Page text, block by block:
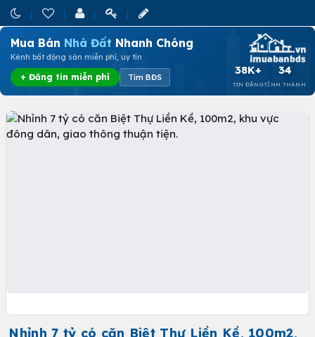
Mua Bán Nhà Đất Nhanh Chóng
Kênh bất động sản miễn phí, uy tín
+ Đăng tin miễn phí Tìm BĐS
38K+
TIN ĐĂNG
34
TỈNH THÀNH
Nhỉnh 7 tỷ có căn Biệt Thự Liền Kề, 100m2,